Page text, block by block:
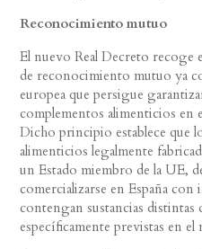
Reconocimiento mutuo
El nuevo Real Decreto recoge
de reconocimiento mutuo ya
europea que persigue
complementos alimenticios en
Dicho principio establece que
alimenticios legalmente
un Estado miembro de la UE,
comercializarse en España con
contengan sustancias distintas
específicamente previstas en